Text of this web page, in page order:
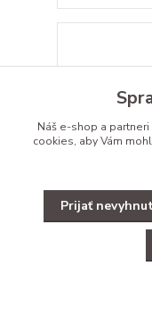
Náš e-shop a
cookies, aby Vám
Prijať